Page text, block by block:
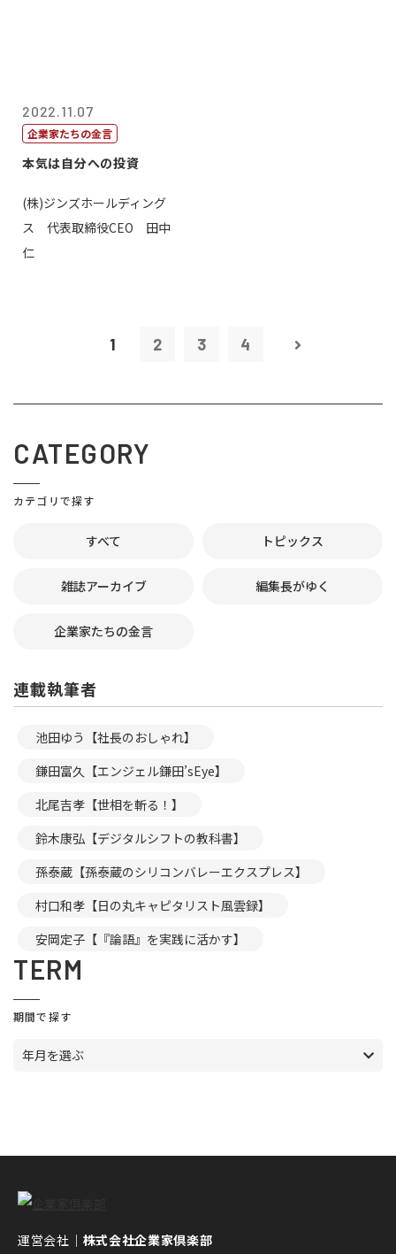
2022.11.07
企業家たちの金言
本気は自分への投資
(株)ジンズホールディング
ス 代表取締役CEO 田中
仁
1 2 3 4
CATEGORY
カテゴリで探す
すべて トピックス
雑誌アーカイブ 編集長がゆく
企業家たちの金言
連載執筆者
池田ゆう【社長のおしゃれ】
鎌田富久【エンジェル鎌田’sEye】
北尾吉孝【世相を斬る！】
鈴木康弘【デジタルシフトの教科書】
孫泰蔵【孫泰蔵のシリコンバレーエクスプレス】
村口和孝【日の丸キャピタリスト風雲録】
安岡定子【『論語』を実践に活かす】
TERM
期間で探す
年月を選ぶ
運営会社｜ 株式会社企業家倶楽部